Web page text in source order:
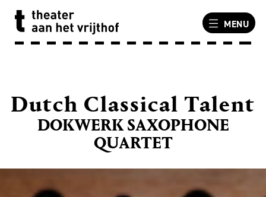
MENU
DOKWERK SAXOPHONE
QUARTET
Dutch Classical Talent